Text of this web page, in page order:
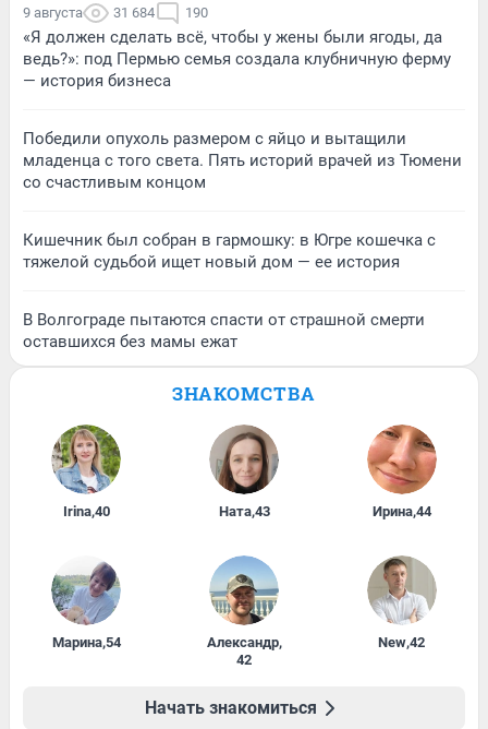
9 августа 31 684 190
«Я должен сделать всё, чтобы у жены были ягоды, да
ведь?»: под Пермью семья создала клубничную ферму
— история бизнеса
Победили опухоль размером с яйцо и вытащили
младенца с того света. Пять историй врачей из Тюмени
со счастливым концом
Кишечник был собран в гармошку: в Югре кошечка с
тяжелой судьбой ищет новый дом — ее история
В Волгограде пытаются спасти от страшной смерти
оставшихся без мамы ежат
ЗНАКОМСТВА
Irina,40 Ната,43 Ирина,44
Марина,54 Александр,
42
New,42
Начать знакомиться